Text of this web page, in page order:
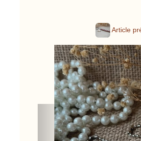
Article
Previous